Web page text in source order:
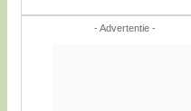
- Advertentie -